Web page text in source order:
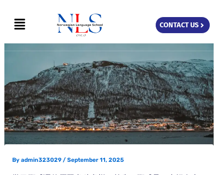
content
Menu CONTACT US
By admin323029 / September 11, 2025